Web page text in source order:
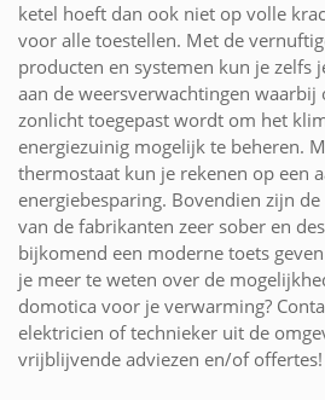
ketel hoeft dan ook niet op volle
voor alle toestellen. Met de
producten en systemen kun je zelfs
aan de weersverwachtingen waarbij
zonlicht toegepast wordt om het
energiezuinig mogelijk te beheren.
thermostaat kun je rekenen op een
energiebesparing. Bovendien zijn
van de fabrikanten zeer sober en
bijkomend een moderne toets
je meer te weten over de
domotica voor je verwarming?
elektricien of technieker uit de
vrijblijvende adviezen en/of offertes!